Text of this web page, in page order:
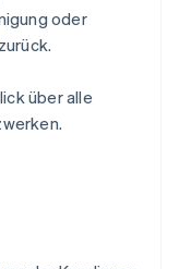
oder
über alle